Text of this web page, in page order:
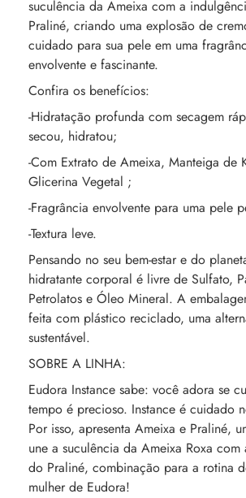
suculência da Ameixa com a
Praliné, criando uma explosão de
cuidado para sua pele em uma
envolvente e fascinante.
Confira os benefícios:
-Hidratação profunda com secagem
secou, hidratou;
-Com Extrato de Ameixa, Manteiga de
Glicerina Vegetal ;
-Fragrância envolvente para uma pele
-Textura leve.
Pensando no seu bem-estar e do
hidratante corporal é livre de Sulfato,
Petrolatos e Óleo Mineral. A
feita com plástico reciclado, uma
sustentável.
SOBRE A LINHA:
Eudora Instance sabe: você adora se
tempo é precioso. Instance é cuidado
Por isso, apresenta Ameixa e Praliné,
une a suculência da Ameixa Roxa
do Praliné, combinação para a rotina
mulher de Eudora!